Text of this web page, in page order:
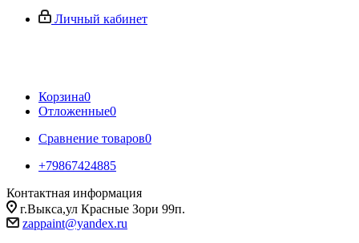
Личный кабинет
Корзина0
Отложенные0
Сравнение товаров0
+79867424885
Контактная информация
г.Выкса,ул Красные Зори 99п.
zappaint@yandex.ru